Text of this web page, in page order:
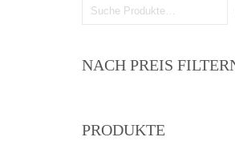
NACH PREIS
PRODUKTE